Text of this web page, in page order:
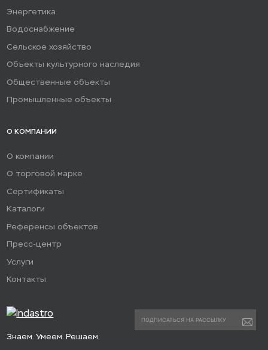
Знаем. Умеем. Решаем.
Энергетика
Водоснабжение
Сельское хозяйство
Объекты культурного наследия
Общественные объекты
Промышленные объекты
О КОМПАНИИ
О компании
О торговой марке
Сертификаты
Каталоги
Референсы объектов
Пресс-центр
Услуги
Контакты